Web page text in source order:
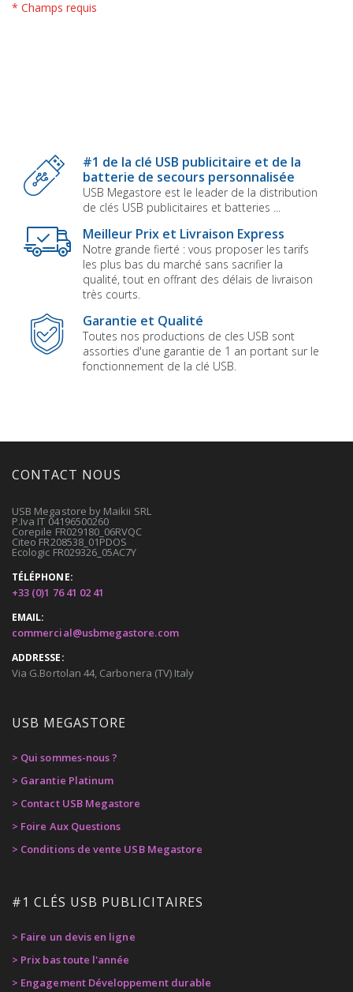
* Champs requis
#1 de la clé USB publicitaire et de la
batterie de secours personnalisée
USB Megastore est le leader de la distribution
de clés USB publicitaires et batteries ...
Meilleur Prix et Livraison Express
Notre grande fierté : vous proposer les tarifs
les plus bas du marché sans sacrifier la
qualité, tout en offrant des délais de livraison
très courts.
Garantie et Qualité
Toutes nos productions de cles USB sont
assorties d'une garantie de 1 an portant sur le
fonctionnement de la clé USB.
CONTACT NOUS
USB Megastore by Maikii SRL
P.Iva IT 04196500260
Corepile FR029180_06RVQC
Citeo FR208538_01PDOS
Ecologic FR029326_05AC7Y
TÉLÉPHONE:
+33 (0)1 76 41 02 41
EMAIL:
commercial@usbmegastore.com
ADDRESSE:
Via G.Bortolan 44, Carbonera (TV) Italy
USB MEGASTORE
> Qui sommes-nous ?
> Garantie Platinum
> Contact USB Megastore
> Foire Aux Questions
> Conditions de vente USB Megastore
#1 CLÉS USB PUBLICITAIRES
> Faire un devis en ligne
> Prix bas toute l'année
> Engagement Développement durable